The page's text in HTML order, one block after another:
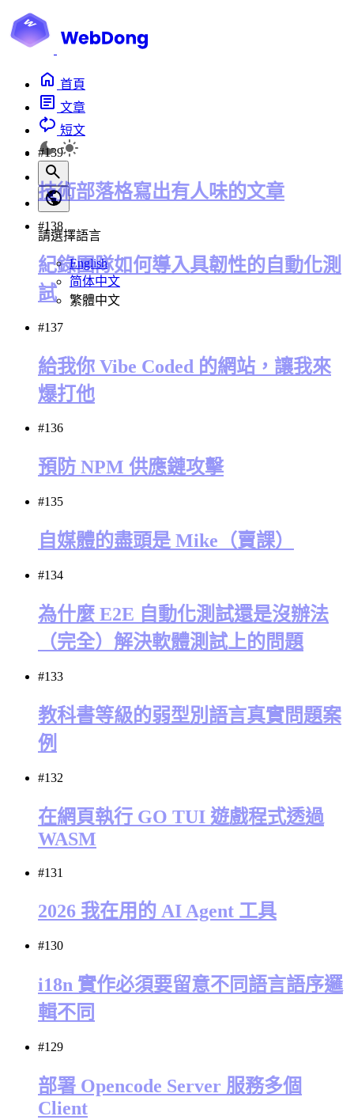
首頁
文章
短文
請選擇語言
English
简体中文
繁體中文
#139
技術部落格寫出有人味的文章
#138
紀錄團隊如何導入具韌性的自動化測
試
#137
給我你 Vibe Coded 的網站，讓我來
爆打他
#136
預防 NPM 供應鏈攻擊
#135
自媒體的盡頭是 Mike（賣課）
#134
為什麼 E2E 自動化測試還是沒辦法
（完全）解決軟體測試上的問題
#133
教科書等級的弱型別語言真實問題案
例
#132
在網頁執行 GO TUI 遊戲程式透過
WASM
#131
2026 我在用的 AI Agent 工具
#130
i18n 實作必須要留意不同語言語序邏
輯不同
#129
部署 Opencode Server 服務多個
Client